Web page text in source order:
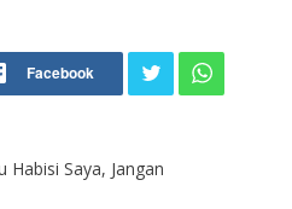
Habisi Saya, Jangan